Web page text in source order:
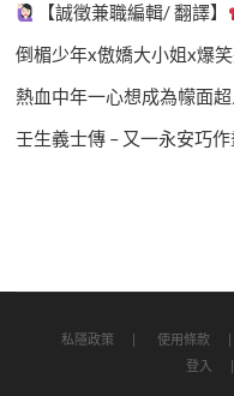
【誠徵兼職編輯/ 翻譯】
倒楣少年x傲嬌大小姐x爆笑
熱血中年一心想成為幪面
壬生義士傳 – 又一永安巧
私隱政策 使用條款
登入